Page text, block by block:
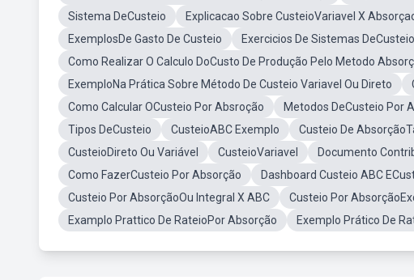
Sistema DeCusteio
Explicacao Sobre CusteioVariavel X
ExemplosDe Gasto De Custeio
Exercicios De Sistemas DeCusteio
Como Realizar O Calculo DoCusto De Produção Pelo Metodo
ExemploNa Prática Sobre Método De Custeio Variavel Ou Direto
Como Calcular OCusteio Por Absroção
Metodos DeCusteio Por
Tipos DeCusteio
CusteioABC Exemplo Custeio De
CusteioDireto Ou Variável
CusteioVariavel Documento
Como FazerCusteio Por Absorção
Dashboard Custeio ABC
Custeio Por AbsorçãoOu Integral X ABC
Custeio Por
Examplo Prattico De RateioPor Absorção
Exemplo Prático De